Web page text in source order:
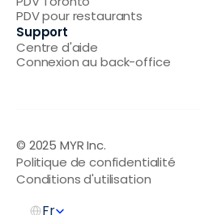
PDV pour restaurants
Support
Centre d'aide
Connexion au back-office
© 2025 MYR Inc.
Politique de confidentialité
Conditions d'utilisation
Fr